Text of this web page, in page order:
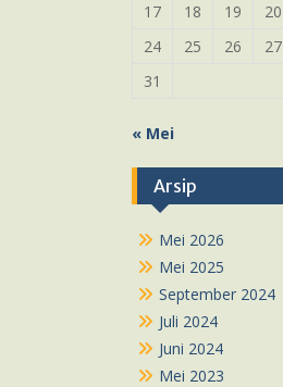
17
18 19 20
24
25 26 27
31
« Mei
Arsip
Mei 2026
Mei 2025
September 2024
Juli 2024
Juni 2024
Mei 2023